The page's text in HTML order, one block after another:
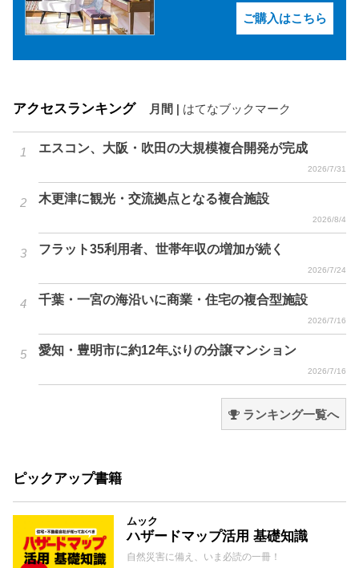
ご購入はこちら
アクセスランキング 月間 はてなブックマーク
エスコン、大阪・吹田の大規模複合開発が完成
2026/7/31
木更津に観光・交流拠点となる複合施設
2026/8/4
フラット35利用者、世帯年収の増加が続く
2026/7/24
千葉・一宮の海沿いに商業・住宅の複合型施設
2026/7/16
愛知・豊明市に約12年ぶりの分譲マンション
2026/7/16
ランキング一覧へ
ピックアップ書籍
ムック
ハザードマップ活用 基礎知識
自然災害に備え、いま必読の一冊！